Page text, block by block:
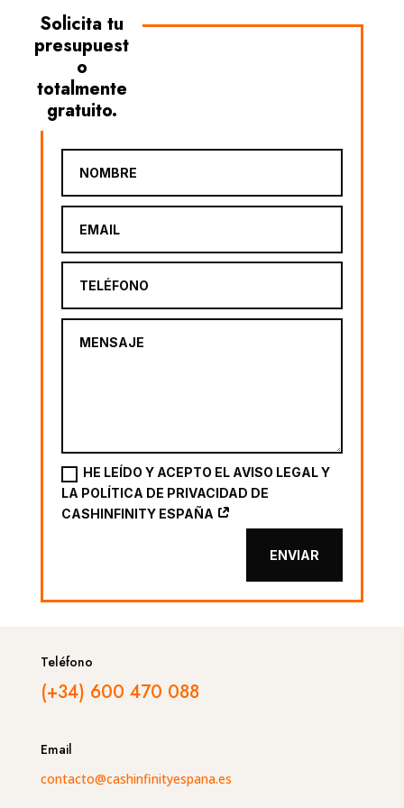
Solicita tu
presupuest
o
totalmente
gratuito.
HE LEÍDO Y ACEPTO EL AVISO LEGAL Y
LA POLÍTICA DE PRIVACIDAD DE
CASHINFINITY ESPAÑA
ENVIAR
Teléfono
(+34) 600 470 088
Email
contacto@cashinfinityespana.es